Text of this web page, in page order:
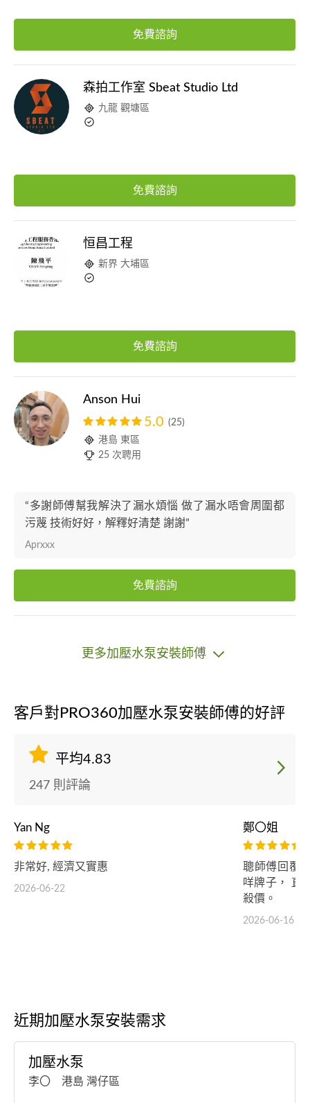
免費諮詢
森拍工作室 Sbeat Studio Ltd
九龍 觀塘區
免費諮詢
恒昌工程
新界 大埔區
免費諮詢
Anson Hui
5.0 (25)
港島 東區
25 次聘用
“多謝師傅幫我解決了漏水煩惱 做了漏水唔會周圍都
污蔑 技術好好，解釋好清楚 謝謝”
Aprxxx
免費諮詢
更多加壓水泵安裝師傅
客戶對PRO360加壓水泵安裝師傅的好評
平均4.83
247 則評論
Yan Ng
非常好, 經濟又實惠
2026-06-22
鄭〇姐
聰師傅回覆
咩牌子， 直
殺價。
2026-06-16
近期加壓水泵安裝需求
加壓水泵
李〇 港島 灣仔區